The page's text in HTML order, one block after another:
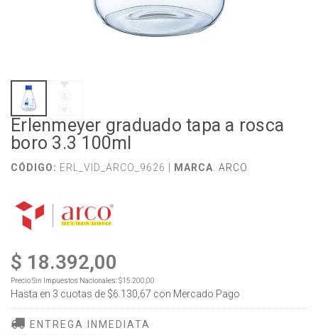
Erlenmeyer graduado tapa a rosca
boro 3.3 100ml
CÓDIGO: ERL_VID_ARCO_9626 | MARCA: ARCO
$ 18.392,00
Precio Sin Impuestos Nacionales:$15.200,00
Hasta en 3 cuotas de $6.130,67 con Mercado Pago
ENTREGA INMEDIATA